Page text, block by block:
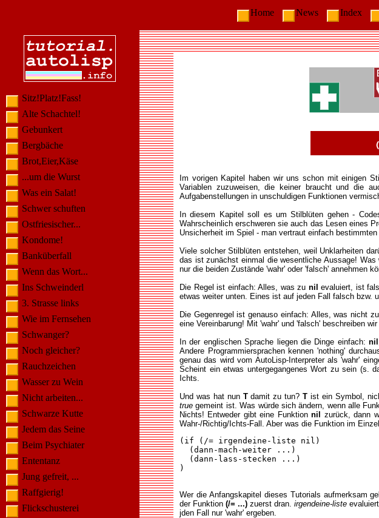
Home News Index
Sitz!Platz!Fass!
Alte Schachtel!
Gebunkert
Bergbäche
Brot,Eier,Käse
...um die Wurst
Was ein Salat!
Schwer schuften
Ostfriesischer...
Kondome!
Banküberfall
Wenn das Wort...
Ins Schweinderl
3. Strasse links
Wie im Fernsehen
Schwanger?
Noch gleicher?
Rauchzeichen
Wasser zu Wein
Nicht arbeiten...
Schwarze Kutte
Jedem das Seine
Beim Psychiater
Ententanz
Jung gefreit, ...
Raffgierig!
Flickschusterei
Im vorigen Kapitel haben wir uns schon mit einigen
Variablen zuzuweisen, die keiner braucht und die
Aufgabenstellungen in unschuldigen Funktionen
In diesem Kapitel soll es um Stilblüten gehen -
Wahrscheinlich erschweren sie auch das Lesen eines
Unsicherheit im Spiel - man vertraut einfach
Viele solcher Stilblüten entstehen, weil Unklarheiten
das ist zunächst einmal die wesentliche Aussage!
nur die beiden Zustände 'wahr' oder 'falsch' annehmen
Die Regel ist einfach: Alles, was zu nil evaluiert, ist
etwas weiter unten. Eines ist auf jeden Fall falsch bzw.
Die Gegenregel ist genauso einfach: Alles, was nicht zu
eine Vereinbarung! Mit 'wahr' und 'falsch' beschreiben
In der englischen Sprache liegen die Dinge einfach:nil
Andere Programmiersprachen kennen 'nothing'
genau das wird vom AutoLisp-Interpreter als 'wahr'
Scheint ein etwas untergegangenes Wort zu sein (s.
Ichts.
Und was hat nun Tdamit zu tun?T ist ein Symbol,
true gemeint ist. Was würde sich ändern, wenn alle
Nichts! Entweder gibt eine Funktionnil
zurück, dann
Wahr-/Richtig/Ichts-Fall. Aber was die Funktion im
(if (/= irgendeine-liste nil)
  (dann-mach-weiter ...)
  (dann-lass-stecken ...)
)
Wer die Anfangskapitel dieses Tutorials aufmerksam
der Funktion(/= ...) zuerst dran.irgendeine-liste
jden Fall nur 'wahr' ergeben.